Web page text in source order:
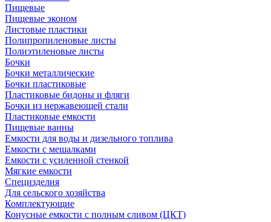
Пищевые
Пищевые эконом
Листовые пластики
Полипропиленовые листы
Полиэтиленовые листы
Бочки
Бочки металлические
Бочки пластиковые
Пластиковые бидоны и фляги
Бочки из нержавеющей стали
Пластиковые емкости
Пищевые ванны
Емкости для воды и дизельного топлива
Емкости с мешалками
Емкости с усиленной стенкой
Мягкие емкости
Специзделия
Для сельского хозяйства
Комплектующие
Конусные емкости с полным сливом (ЦКТ)